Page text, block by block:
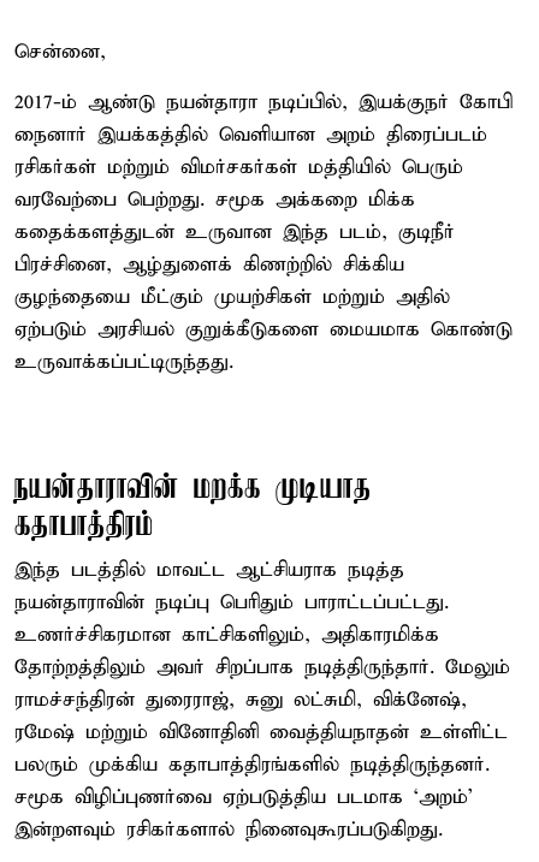
சென்னை,
2017-ம் ஆண்டு நயன்தாரா நடிப்பில், இயக்குநர் கோபி
நைனார் இயக்கத்தில் வெளியான அறம் திரைப்படம்
ரசிகர்கள் மற்றும் விமர்சகர்கள் மத்தியில் பெரும்
வரவேற்பை பெற்றது. சமூக அக்கறை மிக்க
கதைக்களத்துடன் உருவான இந்த படம், குடிநீர்
பிரச்சினை, ஆழ்துளைக் கிணற்றில் சிக்கிய
குழந்தையை மீட்கும் முயற்சிகள் மற்றும் அதில்
ஏற்படும் அரசியல் குறுக்கீடுகளை மையமாக கொண்டு
உருவாக்கப்பட்டிருந்தது.
நயன்தாராவின் மறக்க முடியாத
கதாபாத்திரம்
இந்த படத்தில் மாவட்ட ஆட்சியராக நடித்த
நயன்தாராவின் நடிப்பு பெரிதும் பாராட்டப்பட்டது.
உணர்ச்சிகரமான காட்சிகளிலும், அதிகாரமிக்க
தோற்றத்திலும் அவர் சிறப்பாக நடித்திருந்தார். மேலும்
ராமச்சந்திரன் துரைராஜ், சுனு லட்சுமி, விக்னேஷ்,
ரமேஷ் மற்றும் வினோதினி வைத்தியநாதன் உள்ளிட்ட
பலரும் முக்கிய கதாபாத்திரங்களில் நடித்திருந்தனர்.
சமூக விழிப்புணர்வை ஏற்படுத்திய படமாக ‘அறம்’
இன்றளவும் ரசிகர்களால் நினைவுகூரப்படுகிறது.